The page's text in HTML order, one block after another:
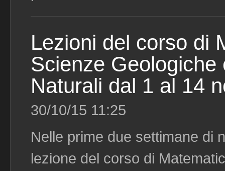
Lezioni del corso di
Scienze Geologiche
Naturali dal 1 al 14
30/10/15 11:25
Nelle prime due settimane di
lezione del corso di